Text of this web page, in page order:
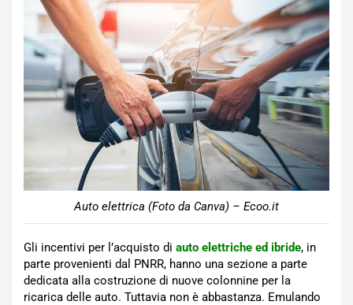
Auto elettrica (Foto da Canva) – Ecoo.it
Gli incentivi per l’acquisto di auto elettriche ed ibride, in
parte provenienti dal PNRR, hanno una sezione a parte
dedicata alla costruzione di nuove colonnine per la
ricarica delle auto. Tuttavia non è abbastanza. Emulando